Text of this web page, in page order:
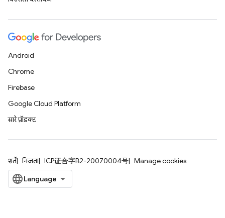
Android
Chrome
Firebase
Google Cloud Platform
सारे प्रॉडक्ट
शर्तें निजता ICP证合字B2-20070004号 Manage cookies